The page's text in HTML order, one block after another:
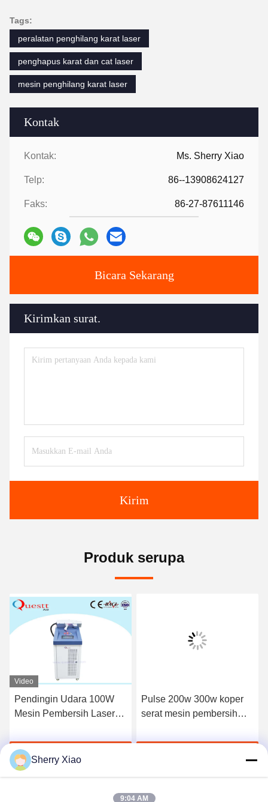
Kontak
Kontak: Ms. Sherry Xiao
Telp: 86--13908624127
Faks: 86-27-87611146
Bicara Sekarang
Kirimkan surat.
Kirim
Tags:
peralatan penghilang karat laser
penghapus karat dan cat laser
mesin penghilang karat laser
Produk serupa
Video
Pendingin Udara 100W
Mesin Pembersih Laser
Mesin Karat
Dapatkan Harga Terbaik
Pulse 200w 300w koper
serat mesin pembersih
karat
Sherry Xiao
9:04 AM